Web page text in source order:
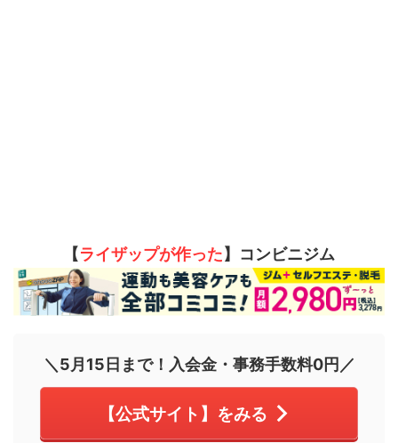
【ライザップが作った】コンビニジム
＼5月15日まで！入会金・事務手数料0円／
【公式サイト】をみる